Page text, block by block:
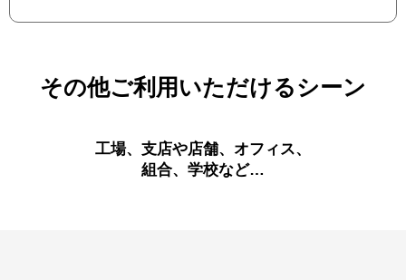
その他ご利用いただけるシーン
工場、支店や店舗、オフィス、
組合、学校など…